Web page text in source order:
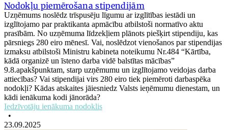
Nodokļu piemērošana stipendijām
Uzņēmums noslēdz trīspusēju līgumu ar izglītības iestādi un
izglītojamo par praktikanta apmācību atbilstoši normatīvo aktu
prasībām. No uzņēmuma līdzekļiem plānots piešķirt stipendiju, kas
pārsniegs 280 eiro mēnesī. Vai, noslēdzot vienošanos par stipendijas
izmaksu atbilstoši Ministru kabineta noteikumu Nr.484 “Kārtība,
kādā organizē un īsteno darba vidē balstītas mācības”
9.8.apakšpunktam, starp uzņēmumu un izglītojamo veidojas darba
attiecības? Vai stipendijai virs 280 eiro tiek piemēroti darbaspēka
nodokļi? Kādas atskaites jāiesniedz Valsts ieņēmumu dienestam, un
kādi ienākuma kodi jānorāda?
Iedzīvotāju ienākuma nodoklis
•
23.09.2025